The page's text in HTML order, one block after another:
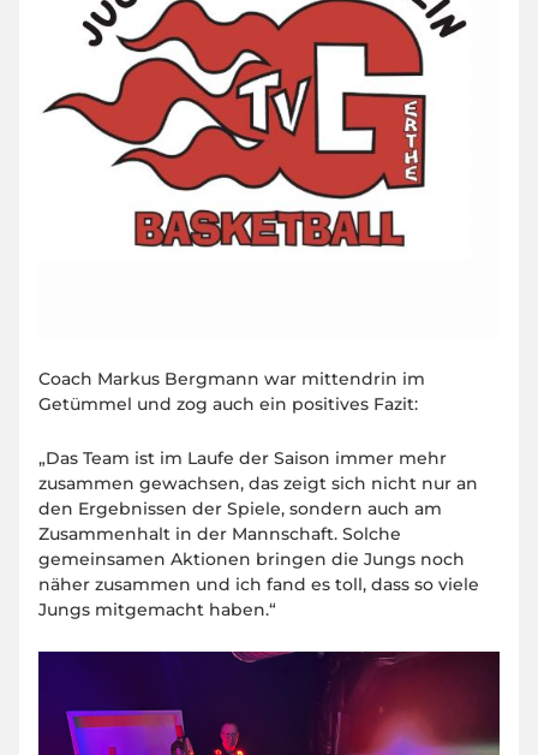
Coach Markus Bergmann war mittendrin im
Getümmel und zog auch ein positives Fazit:
„Das Team ist im Laufe der Saison immer mehr
zusammen gewachsen, das zeigt sich nicht nur an
den Ergebnissen der Spiele, sondern auch am
Zusammenhalt in der Mannschaft. Solche
gemeinsamen Aktionen bringen die Jungs noch
näher zusammen und ich fand es toll, dass so viele
Jungs mitgemacht haben.“